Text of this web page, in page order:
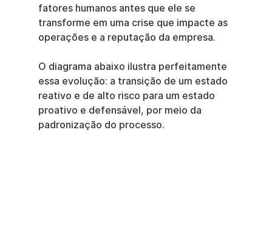
fatores humanos antes que ele se
transforme em uma crise que impacte as
operações e a reputação da empresa.
O diagrama abaixo ilustra perfeitamente
essa evolução: a transição de um estado
reativo e de alto risco para um estado
proativo e defensável, por meio da
padronização do processo.